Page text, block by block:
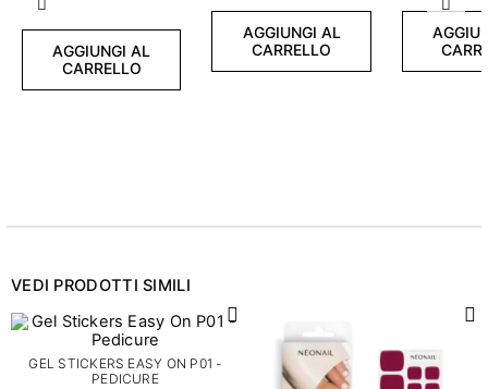
Precedente
AGGIUNGI AL
CARRELLO
AGGIUNGI AL
CARRELLO
VEDI PRODOTTI SIMILI
GEL STICKERS EASY ON P01 -
PEDICURE